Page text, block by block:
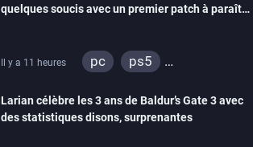
quelques soucis avec un premier patch à paraître
Il y a 11 heures pc
ps5
Larian célèbre les 3 ans de Baldur’s Gate 3 avec
des statistiques disons, surprenantes